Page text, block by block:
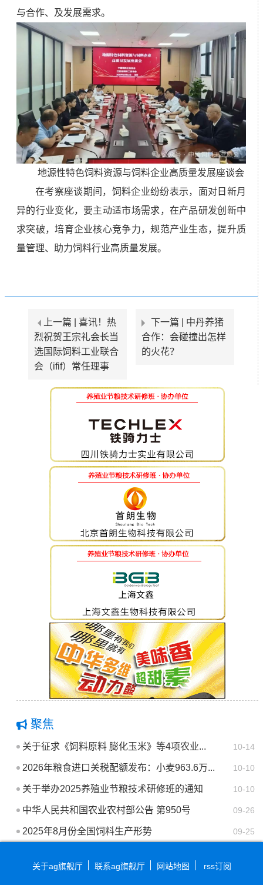
与合作、及发展需求。
地源性特色饲料资源与饲料企业高质量发展座谈会
在考察座谈期间，饲料企业纷纷表示，面对日新月
异的行业变化，要主动适市场需求，在产品研发创新中
求突破，培育企业核心竞争力，规范产业生态，提升质
量管理、助力饲料行业高质量发展。
上一篇 | 喜讯！热
烈祝贺王宗礼会长当
选国际饲料工业联合
会（ifif）常任理事
下一篇 | 中丹养猪
合作：会碰撞出怎样
的火花？
聚焦
10-14
关于征求《饲料原料 膨化玉米》等4项农业...
10-10
2026年粮食进口关税配额发布：小麦963.6万...
10-10
关于举办2025养殖业节粮技术研修班的通知
09-26
中华人民共和国农业农村部公告 第950号
09-25
2025年8月份全国饲料生产形势
关于ag旗舰厅 联系ag旗舰厅 网站地图 rss订阅